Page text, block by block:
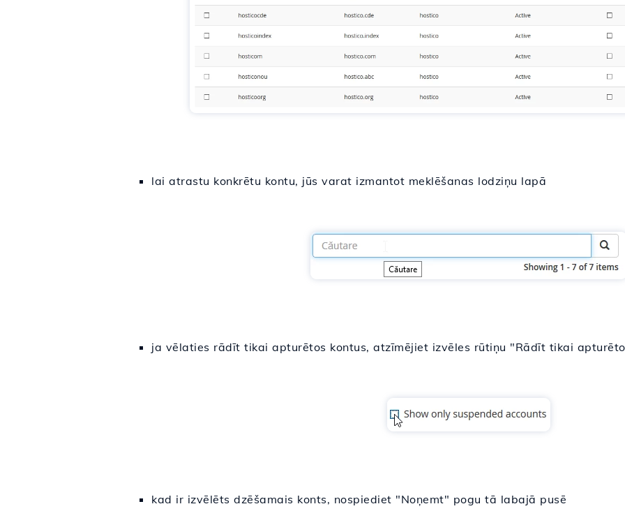
lai atrastu konkrētu kontu, jūs varat izmantot meklēšanas lodziņu lapā
ja vēlaties rādīt tikai apturētos kontus, atzīmējiet izvēles rūtiņu "Rādīt tikai
kad ir izvēlēts dzēšamais konts, nospiediet "Noņemt" pogu tā labajā pusē